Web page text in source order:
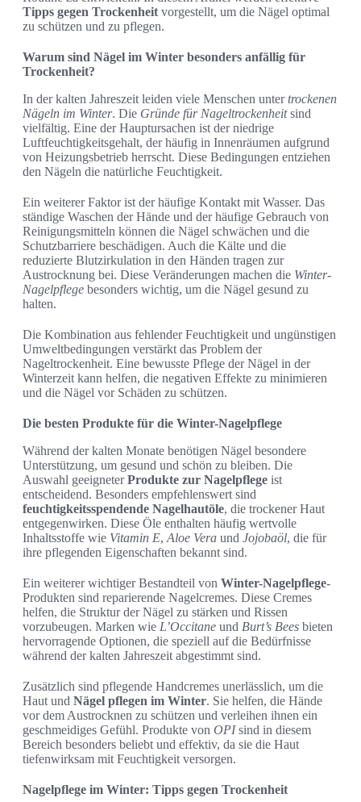
Tipps gegen Trockenheit vorgestellt, um die Nägel optimal
zu schützen und zu pflegen.
Warum sind Nägel im Winter besonders anfällig für
Trockenheit?
In der kalten Jahreszeit leiden viele Menschen untertrockenen
Nägeln im Winter. Die Gründe für Nageltrockenheitsind
vielfältig. Eine der Hauptursachen ist der niedrige
Luftfeuchtigkeitsgehalt, der häufig in Innenräumen aufgrund
von Heizungsbetrieb herrscht. Diese Bedingungen entziehen
den Nägeln die natürliche Feuchtigkeit.
Ein weiterer Faktor ist der häufige Kontakt mit Wasser. Das
ständige Waschen der Hände und der häufige Gebrauch von
Reinigungsmitteln können die Nägel schwächen und die
Schutzbarriere beschädigen. Auch die Kälte und die
reduzierte Blutzirkulation in den Händen tragen zur
Austrocknung bei. Diese Veränderungen machen die Winter-
Nagelpflege besonders wichtig, um die Nägel gesund zu
halten.
Die Kombination aus fehlender Feuchtigkeit und ungünstigen
Umweltbedingungen verstärkt das Problem der
Nageltrockenheit. Eine bewusste Pflege der Nägel in der
Winterzeit kann helfen, die negativen Effekte zu minimieren
und die Nägel vor Schäden zu schützen.
Die besten Produkte für die Winter-Nagelpflege
Während der kalten Monate benötigen Nägel besondere
Unterstützung, um gesund und schön zu bleiben. Die
Auswahl geeigneterProdukte zur Nagelpflege ist
entscheidend. Besonders empfehlenswert sind
feuchtigkeitsspendende Nagelhautöle, die trockener Haut
entgegenwirken. Diese Öle enthalten häufig wertvolle
Inhaltsstoffe wie Vitamin E, Aloe Vera und Jojobaöl, die für
ihre pflegenden Eigenschaften bekannt sind.
Ein weiterer wichtiger Bestandteil von Winter-Nagelpflege-
Produkten sind reparierende Nagelcremes. Diese Cremes
helfen, die Struktur der Nägel zu stärken und Rissen
vorzubeugen. Marken wie L’Occitane und Burt’s Bees bieten
hervorragende Optionen, die speziell auf die Bedürfnisse
während der kalten Jahreszeit abgestimmt sind.
Zusätzlich sind pflegende Handcremes unerlässlich, um die
Haut und Nägel pflegen im Winter. Sie helfen, die Hände
vor dem Austrocknen zu schützen und verleihen ihnen ein
geschmeidiges Gefühl. Produkte von OPIsind in diesem
Bereich besonders beliebt und effektiv, da sie die Haut
tiefenwirksam mit Feuchtigkeit versorgen.
Nagelpflege im Winter: Tipps gegen Trockenheit